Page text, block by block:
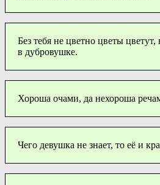
Без тебя не цветно цветы
в дубровушке.
Хороша очами, да нехороша
Чего девушка не знает, то её и